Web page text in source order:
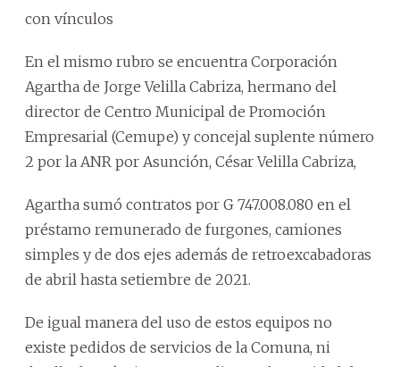
con vínculos
En el mismo rubro se encuentra Corporación
Agartha de Jorge Velilla Cabriza, hermano del
director de Centro Municipal de Promoción
Empresarial (Cemupe) y concejal suplente número
2 por la ANR por Asunción, César Velilla Cabriza,
Agartha sumó contratos por G 747.008.080 en el
préstamo remunerado de furgones, camiones
simples y de dos ejes además de retroexcabadoras
de abril hasta setiembre de 2021.
De igual manera del uso de estos equipos no
existe pedidos de servicios de la Comuna, ni